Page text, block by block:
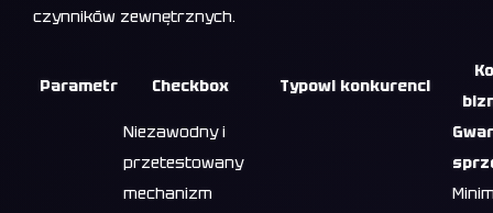
czynników zewnętrznych.
Parametr Checkbox Typowi konkurenci
Niezawodny i
przetestowany
mechanizm